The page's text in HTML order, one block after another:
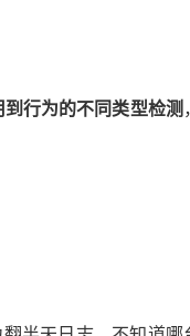
行为的不同类型检测